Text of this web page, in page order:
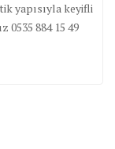
yapısıyla keyifli
0535 884 15 49